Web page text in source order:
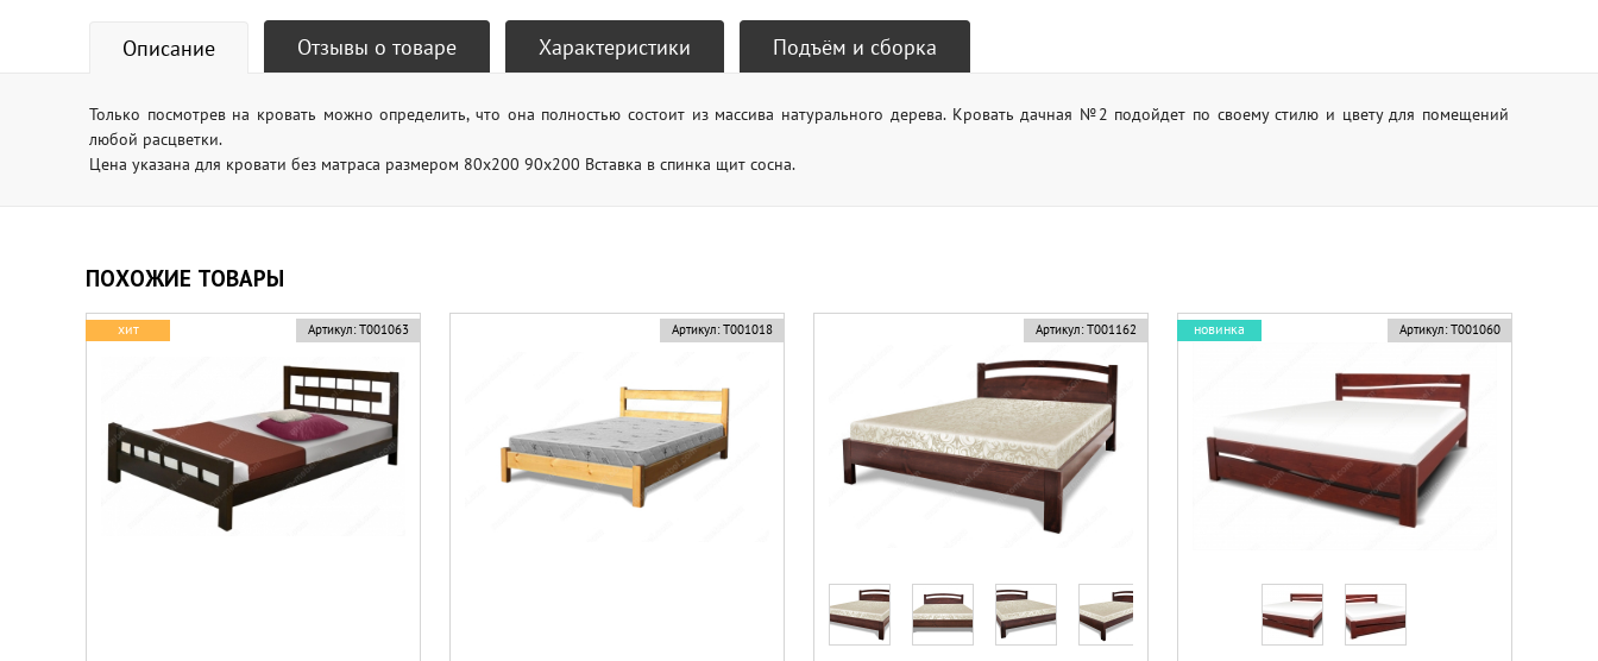
Описание Отзывы о товаре Характеристики Подъём и сборка
Только посмотрев на кровать можно определить, что она полностью состоит из массива натурального дерева. Кровать дачная №2 подойдет по своему стилю и цвету для помещений
любой расцветки.
Цена указана для кровати без матраса размером 80х200 90х200 Вставка в спинка щит сосна.
ПОХОЖИЕ ТОВАРЫ
хит Артикул: Т001063 Артикул: Т001018 Артикул: Т001162 новинка Артикул: Т001060